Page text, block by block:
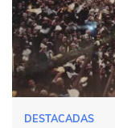
DESTACADAS